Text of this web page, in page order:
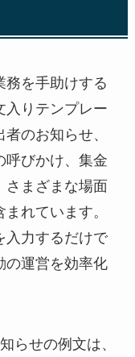
務を手助けする
入りテンプレー
のお知らせ、
呼びかけ、集金
さまざまな場面
れています。
入力するだけで
の運営を効率化
らせの例文は、